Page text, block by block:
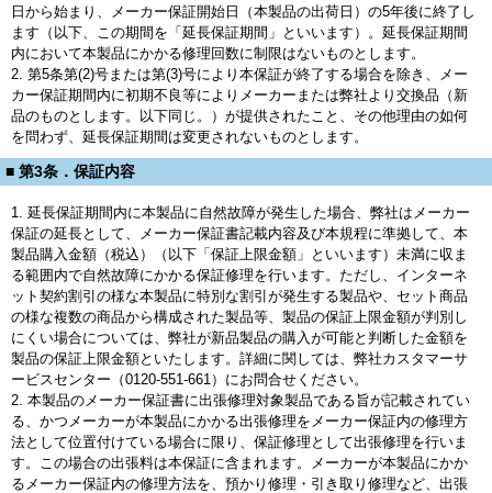
日から始まり、メーカー保証開始日（本製品の出荷日）の5年後に終了し
ます（以下、この期間を「延長保証期間」といいます）。延長保証期間
内において本製品にかかる修理回数に制限はないものとします。
2. 第5条第(2)号または第(3)号により本保証が終了する場合を除き、メー
カー保証期間内に初期不良等によりメーカーまたは弊社より交換品（新
品のものとします。以下同じ。）が提供されたこと、その他理由の如何
を問わず、延長保証期間は変更されないものとします。
■ 第3条．保証内容
1. 延長保証期間内に本製品に自然故障が発生した場合、弊社はメーカー
保証の延長として、メーカー保証書記載内容及び本規程に準拠して、本
製品購入金額（税込）（以下「保証上限金額」といいます）未満に収ま
る範囲内で自然故障にかかる保証修理を行います。ただし、インターネ
ット契約割引の様な本製品に特別な割引が発生する製品や、セット商品
の様な複数の商品から構成された製品等、製品の保証上限金額が判別し
にくい場合については、弊社が新品製品の購入が可能と判断した金額を
製品の保証上限金額といたします。詳細に関しては、弊社カスタマーサ
ービスセンター（0120-551-661）にお問合せください。
2. 本製品のメーカー保証書に出張修理対象製品である旨が記載されてい
る、かつメーカーが本製品にかかる出張修理をメーカー保証内の修理方
法として位置付けている場合に限り、保証修理として出張修理を行いま
す。この場合の出張料は本保証に含まれます。メーカーが本製品にかか
るメーカー保証内の修理方法を、預かり修理・引き取り修理など、出張